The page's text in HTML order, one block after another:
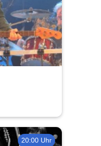
20:00 Uhr